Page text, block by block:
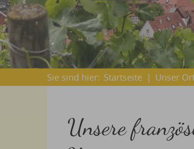
Sie sind hier: Startseite | Unser
Unsere